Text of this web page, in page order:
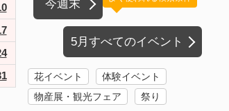
今週末
5月すべてのイベント
花イベント
体験イベント
物産展・観光フェア
祭り